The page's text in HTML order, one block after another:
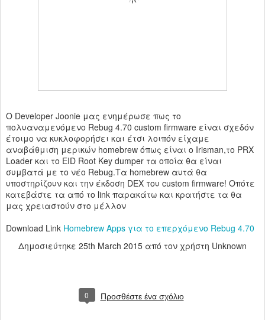
O Developer Joonie μας ενημέρωσε πως το
πολυαναμενόμενο Rebug 4.70 custom firmware είναι σχεδόν
έτοιμο να κυκλοφορήσει και έτσι λοιπόν είχαμε
αναβάθμιση μερικών homebrew όπως είναι ο Irisman,το PRX
Loader και το EID Root Key dumper τα οποία θα είναι
συμβατά με το νέο Rebug.Τα homebrew αυτά θα
υποστηρίζουν και την έκδοση DEX του custom firmware! Οπότε
κατεβάστε τα από το link παρακάτω και κρατήστε τα θα
μας χρειαστούν στο μέλλον
Download Link Homebrew Apps για το επερχόμενο Rebug 4.70
Δημοσιεύτηκε 25th March 2015 από τον χρήστη Unknown
0 Προσθέστε ένα σχόλιο